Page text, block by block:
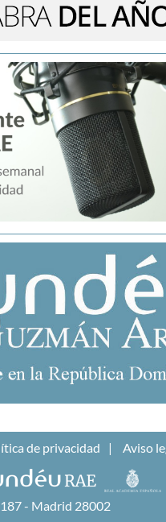
de privacidad Aviso
- Madrid 28002